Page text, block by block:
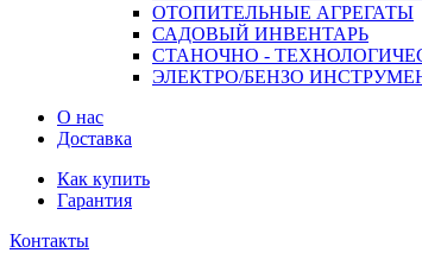
ОТОПИТЕЛЬНЫЕ АГРЕГАТЫ
САДОВЫЙ ИНВЕНТАРЬ
СТАНОЧНО -
ЭЛЕКТРО/БЕНЗО
О нас
Доставка
Как купить
Гарантия
Контакты